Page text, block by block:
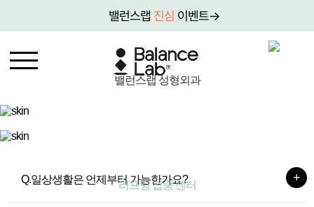
밸런스랩 진심 이벤트→
밸런스랩 성형외과
리프팅 집중 센터
Q.일상생활은 언제부터 가능한가요?